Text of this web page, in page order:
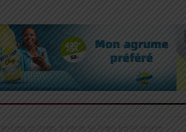
Togo/Eperviers Dames: la liste de Kai Tomety bientôt dévoilée